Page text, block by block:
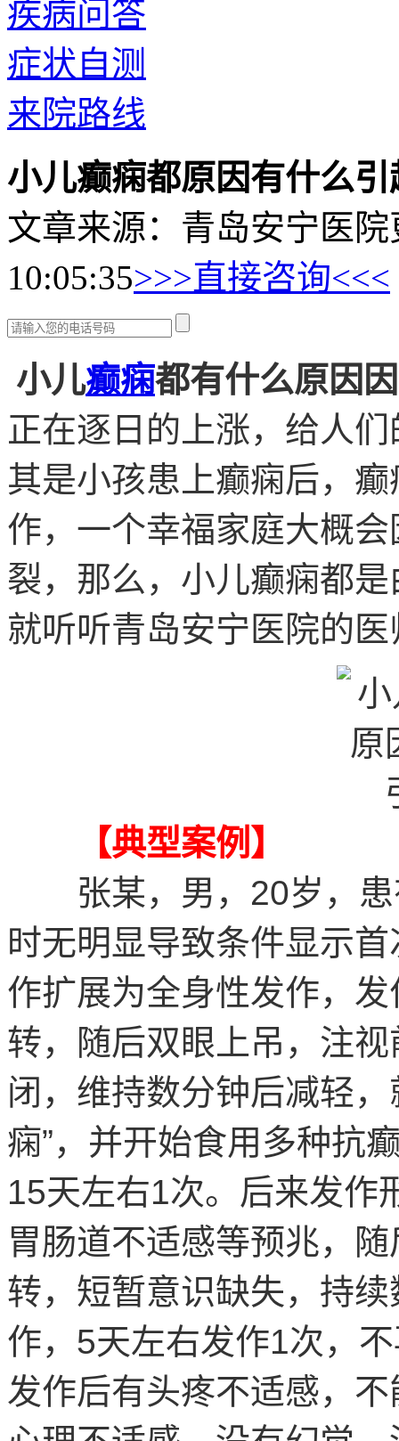
疾病问答
症状自测
来院路线
小儿癫痫都原因有什么引
文章来源：青岛安宁医院
10:05:35>>>直接咨询<<<
小儿癫痫都有什么原因
正在逐日的上涨，给人
其是小孩患上癫痫后，
作，一个幸福家庭大概
裂，那么，小儿癫痫都
就听听青岛安宁医院的
【典型案例】
张某，男，20岁，患
时无明显导致条件显示
作扩展为全身性发作，
转，随后双眼上吊，注
闭，维持数分钟后减轻
痫”，并开始食用多种抗
15天左右1次。后来发作
胃肠道不适感等预兆，
转，短暂意识缺失，持
作，5天左右发作1次，
发作后有头疼不适感，